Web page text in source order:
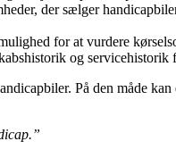
der sælger
for at vurdere
og
På den måde